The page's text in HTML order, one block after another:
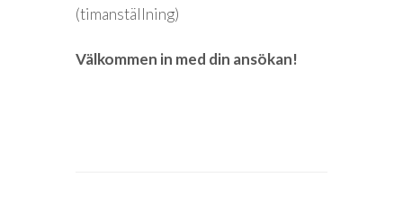
(timanställning)
Välkommen in med din ansökan!